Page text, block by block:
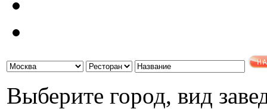
Выберите город, вид